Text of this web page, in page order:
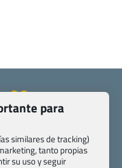
disposiciones específicas
de agencias
para
similares de tracking)
tanto propias
su uso y seguir